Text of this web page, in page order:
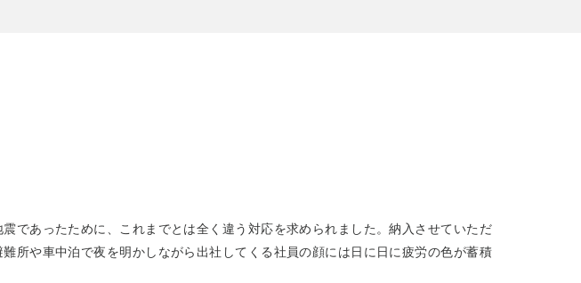
であったために、これまでとは全く違う対応を求められました。納入させていただ
所や車中泊で夜を明かしながら出社してくる社員の顔には日に日に疲労の色が蓄積